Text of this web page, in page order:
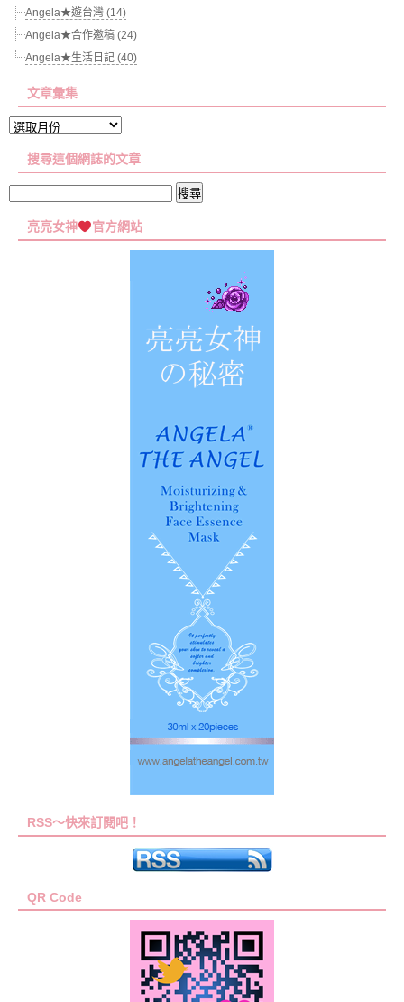
Angela★遊台灣 (14)
Angela★合作邀稿 (24)
Angela★生活日記 (40)
文章彙集
文
彙
搜尋這個網誌的文章
關
亮亮女神 官方網站
RSS～快來訂閱吧！
QR Code